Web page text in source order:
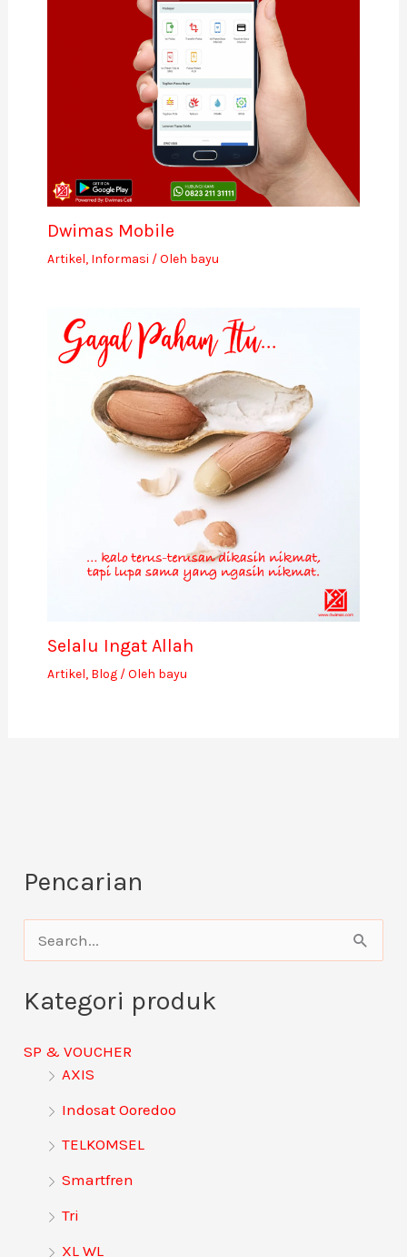
Dwimas Mobile
Artikel, Informasi / Oleh bayu
Selalu Ingat Allah
Artikel, Blog/ Oleh bayu
Pencarian
a
r
u
Kategori produk
SP & VOUCHER
AXIS
Indosat Ooredoo
TELKOMSEL
Smartfren
Tri
XL WL